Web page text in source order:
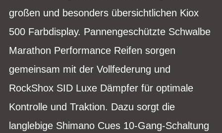
großen und besonders übersichtlichen Kiox
500 Farbdisplay. Pannengeschützte Schwalbe
Marathon Performance Reifen sorgen
gemeinsam mit der Vollfederung und
RockShox SID Luxe Dämpfer für optimale
Kontrolle und Traktion. Dazu sorgt die
langlebige Shimano Cues 10-Gang-Schaltung